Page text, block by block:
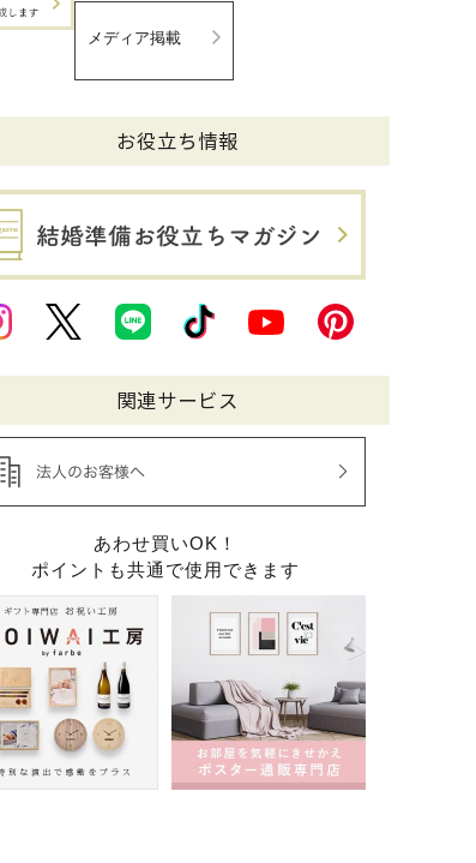
メディア掲載
お役立ち情報
関連サービス
あわせ買いOK！
ポイントも共通で使用できます